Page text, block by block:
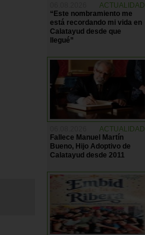
ACTUALIDAD
“Este nombramiento me
está recordando mi vida en
Calatayud desde que
llegué”
ACTUALIDAD
Fallece Manuel Martín
Bueno, Hijo Adoptivo de
Calatayud desde 2011